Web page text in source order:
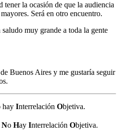
tener la ocasión de que la audiencia
Será en otro encuentro.
muy grande a toda la gente
Buenos Aires y me gustaría seguir
hay Interrelación Objetiva.
No Hay Interrelación Objetiva.